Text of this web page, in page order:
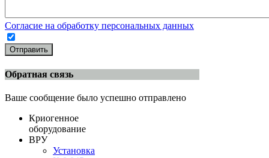
Согласие на обработку персональных данных
Отправить
Обратная связь
Ваше сообщение было успешно отправлено
Криогенное
оборудование
ВРУ
Установка